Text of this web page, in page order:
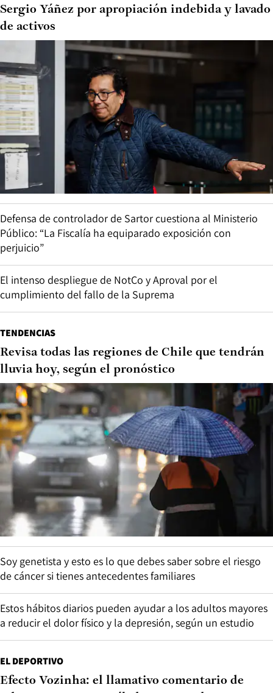
Sergio Yáñez por apropiación indebida y lavado
de activos
Defensa de controlador de Sartor cuestiona al Ministerio
Público: “La Fiscalía ha equiparado exposición con
perjuicio”
El intenso despliegue de NotCo y Aproval por el
cumplimiento del fallo de la Suprema
TENDENCIAS
Revisa todas las regiones de Chile que tendrán
lluvia hoy, según el pronóstico
Soy genetista y esto es lo que debes saber sobre el riesgo
de cáncer si tienes antecedentes familiares
Estos hábitos diarios pueden ayudar a los adultos mayores
a reducir el dolor físico y la depresión, según un estudio
EL DEPORTIVO
Efecto Vozinha: el llamativo comentario de